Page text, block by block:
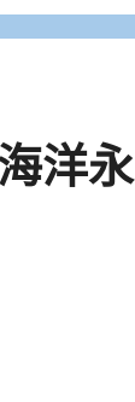
洋永